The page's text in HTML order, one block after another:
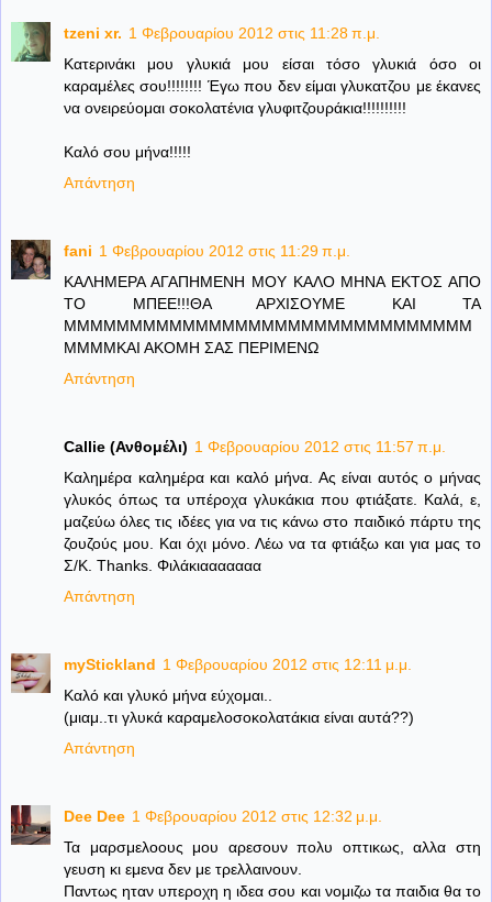
tzeni xr. 1 Φεβρουαρίου 2012 στις 11:28 π.μ.
Κατερινάκι μου γλυκιά μου είσαι τόσο γλυκιά όσο οι
καραμέλες σου!!!!!!!! Έγω που δεν είμαι γλυκατζου με έκανες
να ονειρεύομαι σοκολατένια γλυφιτζουράκια!!!!!!!!!!
Καλό σου μήνα!!!!!
Απάντηση
fani 1 Φεβρουαρίου 2012 στις 11:29 π.μ.
ΚΑΛΗΜΕΡΑ ΑΓΑΠΗΜΕΝΗ ΜΟΥ ΚΑΛΟ ΜΗΝΑ ΕΚΤΟΣ ΑΠΟ
ΤΟ ΜΠΕΕ!!!ΘΑ ΑΡΧΙΣΟΥΜΕ ΚΑΙ ΤΑ
ΜΜΜΜΜΜΜΜΜΜΜΜΜΜΜΜΜΜΜΜΜΜΜΜΜΜΜΜΜΜΜ
ΜΜΜΜΚΑΙ ΑΚΟΜΗ ΣΑΣ ΠΕΡΙΜΕΝΩ
Απάντηση
Callie (Ανθομέλι) 1 Φεβρουαρίου 2012 στις 11:57 π.μ.
Καλημέρα καλημέρα και καλό μήνα. Ας είναι αυτός ο μήνας
γλυκός όπως τα υπέροχα γλυκάκια που φτιάξατε. Καλά, ε,
μαζεύω όλες τις ιδέες για να τις κάνω στο παιδικό πάρτυ της
ζουζούς μου. Και όχι μόνο. Λέω να τα φτιάξω και για μας το
Σ/Κ. Thanks. Φιλάκιααααααα
Απάντηση
myStickland 1 Φεβρουαρίου 2012 στις 12:11 μ.μ.
Καλό και γλυκό μήνα εύχομαι..
(μιαμ..τι γλυκά καραμελοσοκολατάκια είναι αυτά??)
Απάντηση
Dee Dee 1 Φεβρουαρίου 2012 στις 12:32 μ.μ.
Τα μαρσμελοους μου αρεσουν πολυ οπτικως, αλλα στη
γευση κι εμενα δεν με τρελλαινουν.
Παντως ηταν υπεροχη η ιδεα σου και νομιζω τα παιδια θα το